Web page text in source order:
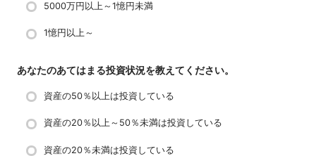
5000万円以上～1憶円未満
1憶円以上～
あなたのあてはまる投資状況を教えてください。
資産の50％以上は投資している
資産の20％以上～50％未満は投資している
資産の20％未満は投資している